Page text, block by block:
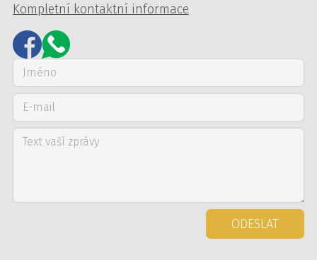
Kompletní kontaktní informace
ODESLAT